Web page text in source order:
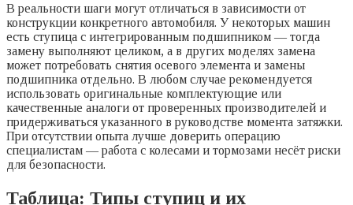
В реальности шаги могут отличаться в зависимости от
конструкции конкретного автомобиля. У некоторых машин
есть ступица с интегрированным подшипником — тогда
замену выполняют целиком, а в других моделях замена
может потребовать снятия осевого элемента и замены
подшипника отдельно. В любом случае рекомендуется
использовать оригинальные комплектующие или
качественные аналоги от проверенных производителей и
придерживаться указанного в руководстве момента затяжки.
При отсутствии опыта лучше доверить операцию
специалистам — работа с колесами и тормозами несёт риски
для безопасности.
Таблица: Типы ступиц и их